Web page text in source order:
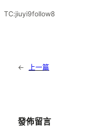
TC:jiuyi9follow8
← 上一篇
發佈留言